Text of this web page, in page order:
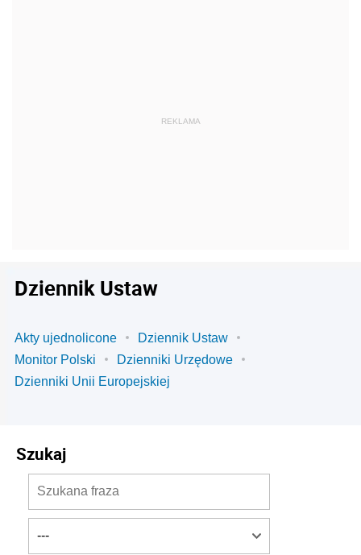
Dziennik Ustaw
Akty ujednolicone
Dziennik Ustaw
Monitor Polski
Dzienniki Urzędowe
Dzienniki Unii Europejskiej
Szukaj